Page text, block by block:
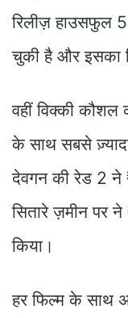
रिलीज़ हाउसफुल
चुकी है और इसका
वहीं विक्की
के साथ सबसे
देवगन की रेड 2
सितारे ज़मीन पर
किया।
हर फिल्म के साथ